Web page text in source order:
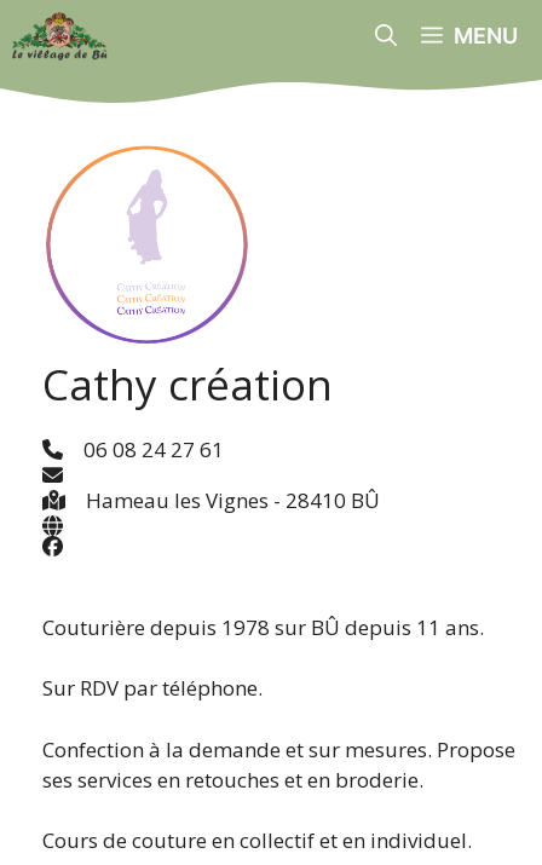
au
MENU
Cathy création
06 08 24 27 61
Hameau les Vignes - 28410 BÛ
Couturière depuis 1978 sur BÛ depuis 11 ans.
Sur RDV par téléphone.
Confection à la demande et sur mesures. Propose
ses services en retouches et en broderie.
Cours de couture en collectif et en individuel.